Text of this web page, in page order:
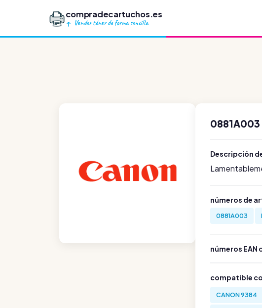
compradecartuchos.es
Vender tóner de forma sencilla
0881A003
Descripción
números de
0881A003
números EAN
compatible
CANON 9384